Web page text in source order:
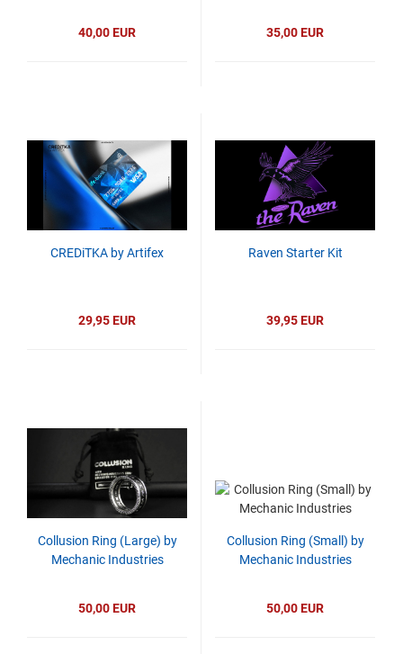
40,00 EUR 35,00 EUR
CREDiTKA by Artifex
29,95 EUR
Raven Starter Kit
39,95 EUR
Collusion Ring (Large) by
Mechanic Industries
50,00 EUR
Collusion Ring (Small) by
Mechanic Industries
50,00 EUR